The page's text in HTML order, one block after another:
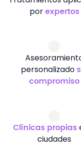
por expertos
personalizado
compromiso
Clínicas propias
ciudades